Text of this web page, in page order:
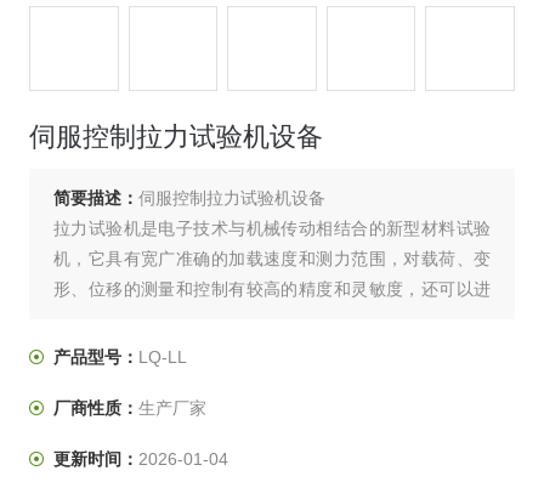
伺服控制拉力试验机设备
简要描述： 伺服控制拉力试验机设备
拉力试验机是电子技术与机械传动相结合的新型材料试验
机，它具有宽广准确的加载速度和测力范围，对载荷、变
形、位移的测量和控制有较高的精度和灵敏度，还可以进
低周载荷循环、变形循环、位移循环的功能。
产品型号： LQ-LL
厂商性质： 生产厂家
更新时间： 2026-01-04